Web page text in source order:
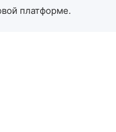
платформе.